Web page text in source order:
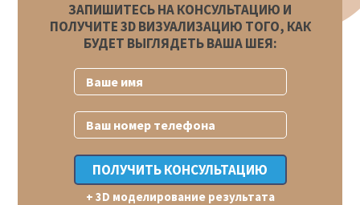
ЗАПИШИТЕСЬ НА КОНСУЛЬТАЦИЮ И
ПОЛУЧИТЕ 3D ВИЗУАЛИЗАЦИЮ ТОГО, КАК
БУДЕТ ВЫГЛЯДЕТЬ ВАША ШЕЯ:
+ 3D моделирование результата